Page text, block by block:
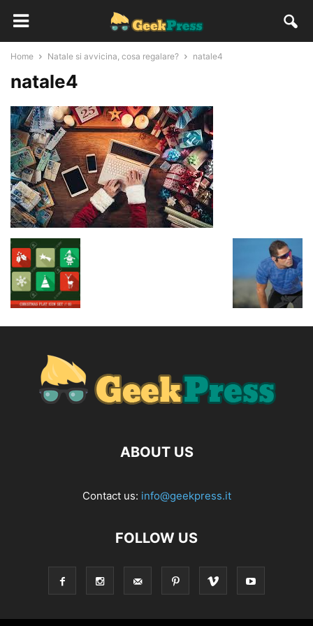
Home Natale si avvicina, cosa regalare? natale4
natale4
ABOUT US
Contact us: info@geekpress.it
FOLLOW US